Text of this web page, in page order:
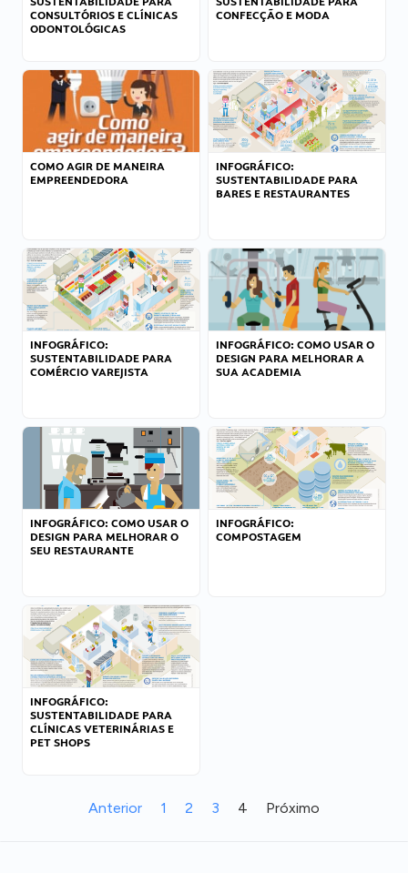
CONSULTÓRIOS E CLÍNICAS
ODONTOLÓGICAS
CONFECÇÃO E MODA
COMO AGIR DE MANEIRA
EMPREENDEDORA
INFOGRÁFICO:
SUSTENTABILIDADE PARA
BARES E RESTAURANTES
INFOGRÁFICO:
SUSTENTABILIDADE PARA
COMÉRCIO VAREJISTA
INFOGRÁFICO: COMO USAR O
DESIGN PARA MELHORAR A
SUA ACADEMIA
INFOGRÁFICO: COMO USAR O
DESIGN PARA MELHORAR O
SEU RESTAURANTE
INFOGRÁFICO:
COMPOSTAGEM
INFOGRÁFICO:
SUSTENTABILIDADE PARA
CLÍNICAS VETERINÁRIAS E
PET SHOPS
Anterior 1 2 3 4 Próximo